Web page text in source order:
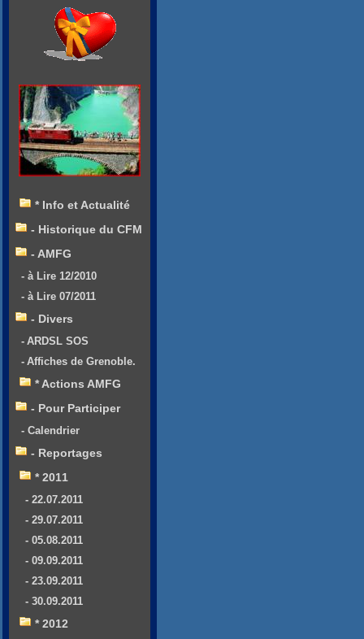
* Info et Actualité
- Historique du CFM
- AMFG
- à Lire 12/2010
- à Lire 07/2011
- Divers
- ARDSL SOS
- Affiches de Grenoble.
* Actions AMFG
- Pour Participer
- Calendrier
- Reportages
* 2011
- 22.07.2011
- 29.07.2011
- 05.08.2011
- 09.09.2011
- 23.09.2011
- 30.09.2011
* 2012